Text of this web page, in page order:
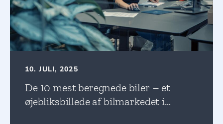
10. JULI, 2025
De 10 mest beregnede biler – et
øjebliksbillede af bilmarkedet i